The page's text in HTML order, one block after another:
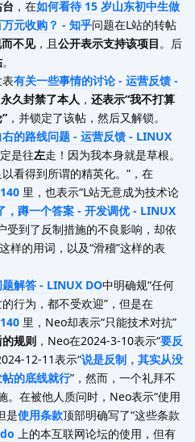
，在如何看待 15 岁山东初中生做
元收购？ - 知乎问题在L站的转帖
不见，且公开表示支持该项目 。后
。
有关一些事情的讨论 - 运营反馈 -
永久封禁了本人 ， 还表示“我不打算
，并锁定了该帖，然后又解锁。
右的路线问题 - 运营反馈 - LINUX
是往左走！因为我本身就是草根。
看得到所谓的精英化。”，在
里，也表示“L站无意成为技术论
，蹲一个答案 - 开发调优 - LINUX
受到了反制措施的不良影响，却依
样的用词，以及“滑稽”这样的表
题解答 - LINUX DO中明确规“任何
行为，都不受欢迎”，但是在
里，Neo却表示“只能技术对抗”
的规则 ，Neo在2024-3-10表示“要反
12-11表示“说是反制，其实从没
的底线就行”，然而，一个礼拜不
。在被他人质问时，Neo表示“使用
是使用条款顶部明确写了“这些条款
上的本互联网论坛的使用，但有